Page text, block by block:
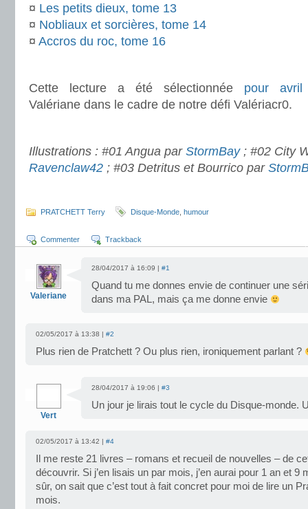
¤ Les petits dieux, tome 13
¤ Nobliaux et sorcières, tome 14
¤ Accros du roc, tome 16
Cette lecture a été sélectionnée pour avril
Valériane dans le cadre de notre défi Valériacr0.
Illustrations : #01 Angua par StormBay; #02 City
Ravenclaw42 ; #03 Detritus et Bourrico par
PRATCHETT Terry Disque-Monde humour
Commenter Trackback
Valeriane
28/04/2017 à 16:09 | #1
Quand tu me donnes envie de continuer une
dans ma PAL, mais ça me donne envie
02/05/2017 à 13:38 | #2
Plus rien de Pratchett ? Ou plus rien, ironiquement parlant ?
Vert
28/04/2017 à 19:06 | #3
Un jour je lirais tout le cycle du Disque-monde.
02/05/2017 à 13:42 | #4
Il me reste 21 livres – romans et recueil de nouvelles – de
découvrir. Si j’en lisais un par mois, j’en aurai pour 1 an et 9
sûr, on sait que c’est tout à fait concret pour moi de lire un
mois.